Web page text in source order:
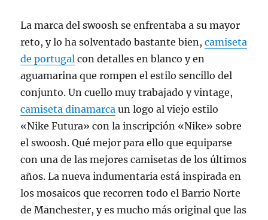
La marca del swoosh se enfrentaba a su mayor
reto, y lo ha solventado bastante bien,camiseta
de portugal con detalles en blanco y en
aguamarina que rompen el estilo sencillo del
conjunto. Un cuello muy trabajado y vintage,
camiseta dinamarca un logo al viejo estilo
«Nike Futura» con la inscripción «Nike» sobre
el swoosh. Qué mejor para ello que equiparse
con una de las mejores camisetas de los últimos
años. La nueva indumentaria está inspirada en
los mosaicos que recorren todo el Barrio Norte
de Manchester, y es mucho más original que las